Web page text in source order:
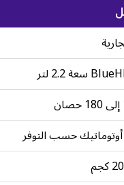
حسب التوفر